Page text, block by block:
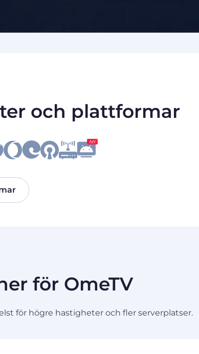
och plattformar
NY
för OmeTV
för högre hastigheter och fler serverplatser.